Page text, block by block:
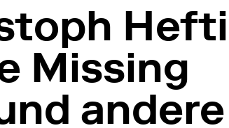
Hefti
Missing
andere